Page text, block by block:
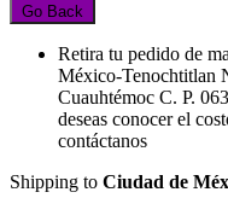
Go Back
Retira tu pedido de
México-Tenochtitlan
Cuauhtémoc C. P.
deseas conocer el
contáctanos
Shipping to Ciudad de